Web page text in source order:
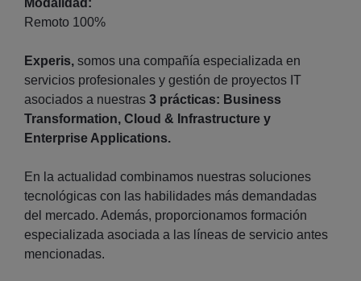
Modalidad:
Remoto 100%
Experis, somos una compañía especializada en
servicios profesionales y gestión de proyectos IT
asociados a nuestras 3 prácticas: Business
Transformation, Cloud & Infrastructure y
Enterprise Applications.
En la actualidad combinamos nuestras soluciones
tecnológicas con las habilidades más demandadas
del mercado. Además, proporcionamos formación
especializada asociada a las líneas de servicio antes
mencionadas.